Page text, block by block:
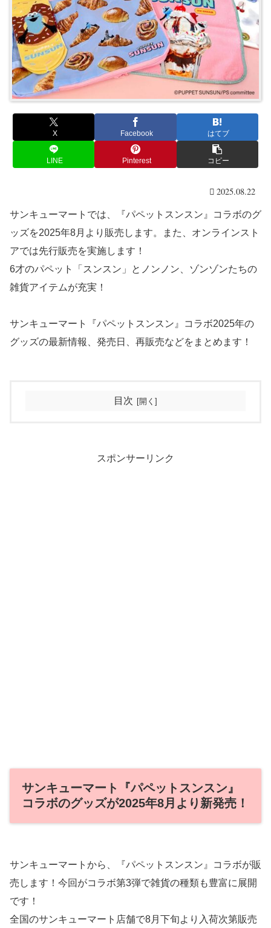
X Facebook はてブ
LINE Pinterest コピー
2025.08.22
サンキューマートでは、『パペットスンスン』コラボのグ
ッズを2025年8月より販売します。また、オンラインスト
アでは先行販売を実施します！
6才のパペット「スンスン」とノンノン、ゾンゾンたちの
雑貨アイテムが充実！
サンキューマート『パペットスンスン』コラボ2025年の
グッズの最新情報、発売日、再販売などをまとめます！
目次
スポンサーリンク
サンキューマート『パペットスンスン』
コラボのグッズが2025年8月より新発売！
サンキューマートから、『パペットスンスン』コラボが販
売します！今回がコラボ第3弾で雑貨の種類も豊富に展開
です！
全国のサンキューマート店舗で8月下旬より入荷次第販売